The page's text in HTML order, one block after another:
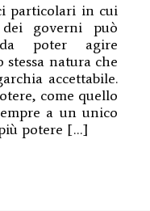
particolari in cui
dei governi può
da poter agire
natura che
accettabile.
come quello
a un unico
potere […]